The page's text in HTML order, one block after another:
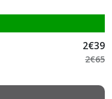
2€39
2€65